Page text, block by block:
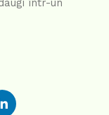
într-un